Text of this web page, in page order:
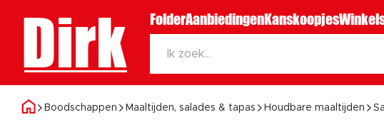
Dirk FolderAanbiedingenKanskoopjes
Boodschappen Maaltijden, salades & tapas Houdbare maaltijden